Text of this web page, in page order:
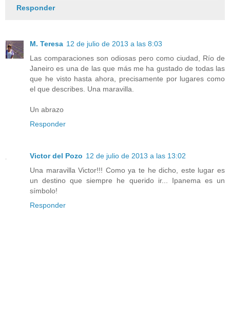
Responder
M. Teresa 12 de julio de 2013 a las 8:03
Las comparaciones son odiosas pero como ciudad, Río de
Janeiro es una de las que más me ha gustado de todas las
que he visto hasta ahora, precisamente por lugares como
el que describes. Una maravilla.
Un abrazo
Responder
Victor del Pozo 12 de julio de 2013 a las 13:02
Una maravilla Victor!!! Como ya te he dicho, este lugar es
un destino que siempre he querido ir... Ipanema es un
símbolo!
Responder